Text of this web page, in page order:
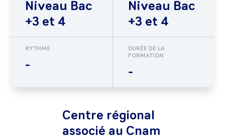
Niveau Bac
+3 et 4
Niveau Bac
+3 et 4
RYTHME
-
DURÉE DE LA
FORMATION
-
Centre régional
associé au Cnam